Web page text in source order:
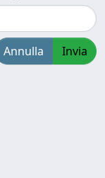
Annulla Invia